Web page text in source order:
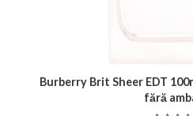
Burberry Brit Sheer EDT
fără